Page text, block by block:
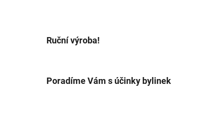
Ruční výroba!
Poradíme Vám s účinky bylinek